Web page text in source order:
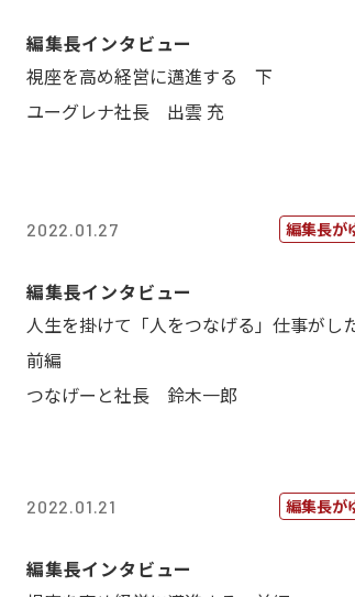
編集長インタビュー
視座を高め経営に邁進する 下
ユーグレナ社長 出雲 充
2022.01.27 編集長が
編集長インタビュー
人生を掛けて「人をつなげる」仕事がし
前編
つなげーと社長 鈴木一郎
2022.01.21 編集長が
編集長インタビュー